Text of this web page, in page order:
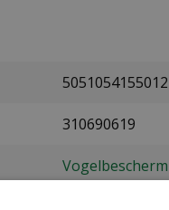
5051054155012
310690619